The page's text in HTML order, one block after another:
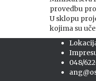
provedbu
U sklopu
kojima su
048/